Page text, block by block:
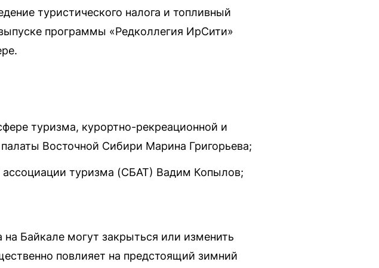
туристического налога и топливный
программы «Редколлегия ИрСити»
туризма, курортно-рекреационной и
Восточной Сибири Марина Григорьева;
ассоциации туризма (СБАТ) Вадим Копылов;
Байкале могут закрыться или изменить
повлияет на предстоящий зимний